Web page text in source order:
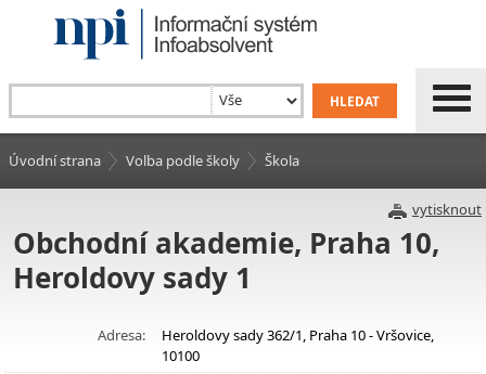
Úvodní strana Volba podle školy Škola
vytisknout
Obchodní akademie, Praha 10,
Heroldovy sady 1
Adresa:
Heroldovy sady 362/1, Praha 10 - Vršovice,
10100